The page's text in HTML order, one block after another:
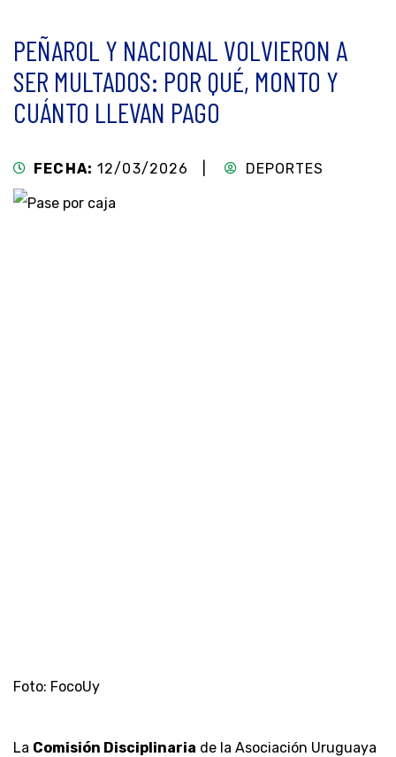
PEÑAROL Y NACIONAL VOLVIERON A
SER MULTADOS: POR QUÉ, MONTO Y
CUÁNTO LLEVAN PAGO
FECHA: 12/03/2026 | DEPORTES
Foto: FocoUy
La Comisión Disciplinaria de la Asociación Uruguaya